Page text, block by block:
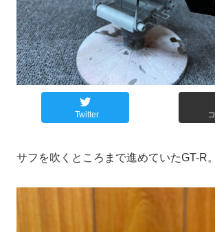
Twitter
サフを吹くところまで進めていたGT-R。